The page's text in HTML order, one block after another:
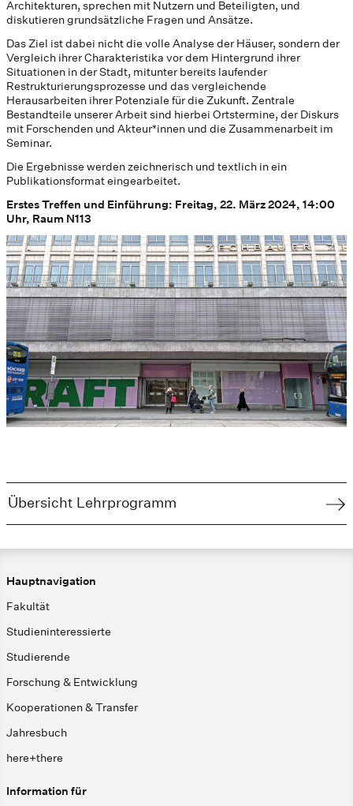
Architekturen, sprechen mit Nutzern und Beteiligten, und
diskutieren grundsätzliche Fragen und Ansätze.
Das Ziel ist dabei nicht die volle Analyse der Häuser, sondern der
Vergleich ihrer Charakteristika vor dem Hintergrund ihrer
Situationen in der Stadt, mitunter bereits laufender
Restrukturierungsprozesse und das vergleichende
Herausarbeiten ihrer Potenziale für die Zukunft. Zentrale
Bestandteile unserer Arbeit sind hierbei Ortstermine, der Diskurs
mit Forschenden und Akteur*innen und die Zusammenarbeit im
Seminar.
Die Ergebnisse werden zeichnerisch und textlich in ein
Publikationsformat eingearbeitet.
Erstes Treffen und Einführung: Freitag, 22. März 2024, 14:00
Uhr, Raum N113
Übersicht Lehrprogramm
Hauptnavigation
Fakultät
Studieninteressierte
Studierende
Forschung & Entwicklung
Kooperationen & Transfer
Jahresbuch
here+there
Information für